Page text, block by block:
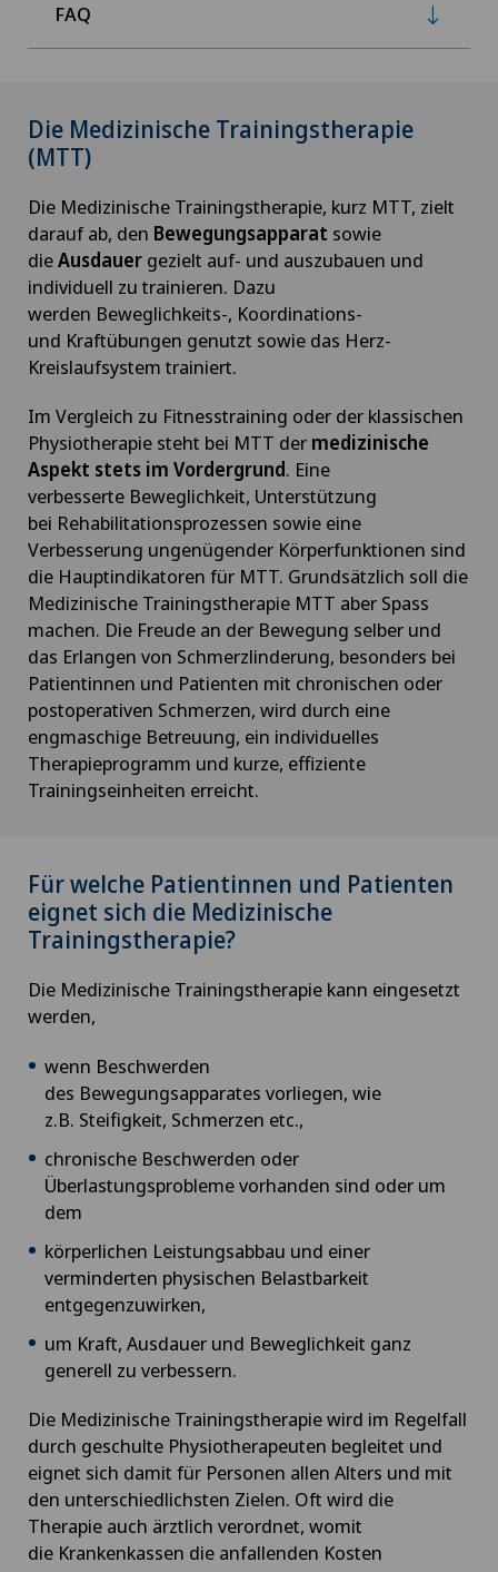
FAQ
Die Medizinische Trainingstherapie
(MTT)
Die Medizinische Trainingstherapie, kurz MTT, zielt
darauf ab, den Bewegungsapparat sowie
dieAusdauer gezielt auf- und auszubauen und
individuell zu trainieren. Dazu
werden Beweglichkeits-, Koordinations-
und Kraftübungen genutzt sowie das Herz-
Kreislaufsystem trainiert.
Im Vergleich zu Fitnesstraining oder der klassischen
Physiotherapie steht bei MTT der medizinische
Aspekt stets im Vordergrund. Eine
verbesserte Beweglichkeit, Unterstützung
bei Rehabilitationsprozessen sowie eine
Verbesserung ungenügender Körperfunktionen sind
die Hauptindikatoren für MTT. Grundsätzlich soll die
Medizinische Trainingstherapie MTT aber Spass
machen. Die Freude an der Bewegung selber und
das Erlangen von Schmerzlinderung, besonders bei
Patientinnen und Patienten mit chronischen oder
postoperativen Schmerzen, wird durch eine
engmaschige Betreuung, ein individuelles
Therapieprogramm und kurze, effiziente
Trainingseinheiten erreicht.
Für welche Patientinnen und Patienten
eignet sich die Medizinische
Trainingstherapie?
Die Medizinische Trainingstherapie kann eingesetzt
werden,
wenn Beschwerden
des Bewegungsapparates vorliegen, wie
z.B. Steifigkeit, Schmerzen etc.,
chronische Beschwerden oder
Überlastungsprobleme vorhanden sind oder um
dem
körperlichen Leistungsabbau und einer
verminderten physischen Belastbarkeit
entgegenzuwirken,
um Kraft, Ausdauer und Beweglichkeit ganz
generell zu verbessern.
Die Medizinische Trainingstherapie wird im Regelfall
durch geschulte Physiotherapeuten begleitet und
eignet sich damit für Personen allen Alters und mit
den unterschiedlichsten Zielen. Oft wird die
Therapie auch ärztlich verordnet, womit
die Krankenkassen die anfallenden Kosten